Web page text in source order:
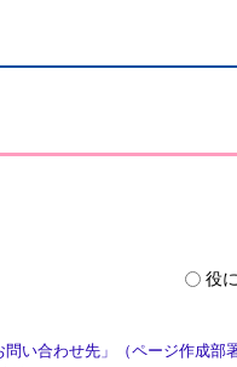
役
い合わせ先」（ページ作成部